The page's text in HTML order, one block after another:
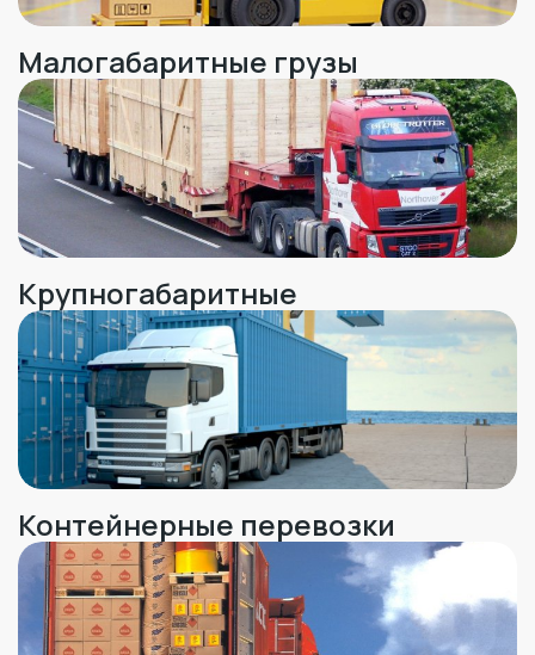
Малогабаритные грузы
Крупногабаритные
Контейнерные перевозки